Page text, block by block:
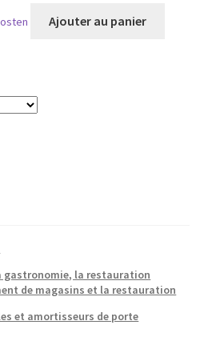
Ajouter au panier
gastronomie, la restauration
de magasins et la restauration
et amortisseurs de porte